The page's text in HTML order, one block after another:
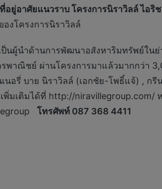
อยู่อาศัยแนวราบ โครงการนิราวิลล์ ไอริช
งโครงการนิราวิลล์
ป็นผู้นำด้านการพัฒนาอสังหาริมทรัพย์ใ
พาณิชย์ ผ่านโครงการมาแล้วมากกว่า
นอรี่ บาย นิราวิลล์ (เอกชัย-โพธิ์แจ้) , ก
มเติมได้ที่ http://niravillegroup.com/ ห
โทรศัพท์ 087 368 4411